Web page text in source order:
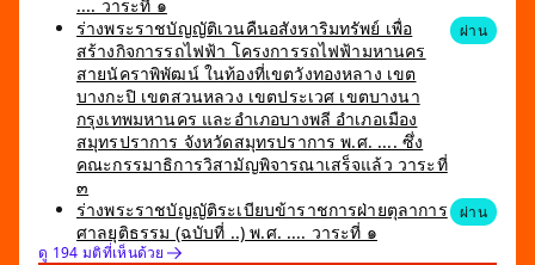
.... วาระที่ ๑
ร่างพระราชบัญญัติเวนคืนอสังหาริมทรัพย์ เพื่อ
สร้างกิจการรถไฟฟ้า โครงการรถไฟฟ้ามหานคร
สายนัคราพิพัฒน์ ในท้องที่เขตวังทองหลาง เขต
บางกะปิ เขตสวนหลวง เขตประเวศ เขตบางนา
กรุงเทพมหานคร และอำเภอบางพลี อำเภอเมือง
สมุทรปราการ จังหวัดสมุทรปราการ พ.ศ. .... ซึ่ง
คณะกรรมาธิการวิสามัญพิจารณาเสร็จแล้ว วาระที่
๓
ผ่าน
ร่างพระราชบัญญัติระเบียบข้าราชการฝ่ายตุลาการ
ศาลยุติธรรม (ฉบับที่ ..) พ.ศ. .... วาระที่ ๑
ผ่าน
ดู 194 มติที่เห็นด้วย